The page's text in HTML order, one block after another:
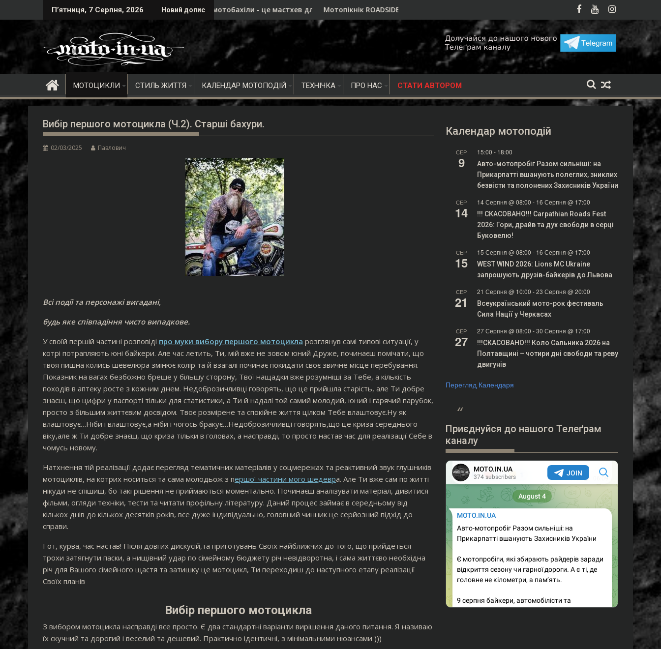
to
П’ятниця, 7 Серпня, 2026 Новий допис
здригнеться від ревіння моторів!
Водозахист ніг: Чому мотобахіли - це мастхев для дальнобою, а не просто ще один аксесуар
Мотопікнік ROADSIDE 2026 в Івано-Франківську - головна мотоподія літаМотопатруль у Хмельницькому вперше виїхав на перехват
МОТОЦИКЛИ СТИЛЬ ЖИТТЯ КАЛЕНДАР МОТОПОДІЙ ТЕХНІЧКА ПРО НАС СТАТИ АВТОРОМ
Вибір першого мотоцикла (Ч.2). Старші бахури.
02/03/2025 Павлович
Всі події та персонажі вигадані,
будь яке співпадіння чисто випадкове.
У своїй першій частині розповіді про муки вибору першого мотоцикла розглянув самі типові ситуації, у
котрі потрапляють юні байкери. Але час летить, Ти, мій вже не зовсім юний Друже, починаєш помічати, що
твоя пишна колись шевелюра змінює колір та й взагалі починає покидати своє звичне місце перебування.
Показник на вагах безбожно бреше у більшу сторону, Твої нащадки вже розумніші за Тебе, а кількість
походів в аптеку росте з кожним днем. Недоброзичливці говорять, що це прийшла старість, але Ти добре
знаєш, що цифри у паспорті тільки для статистики, а Ти й надалі той самий молодий, юний і гарячий парубок,
просто з більшим життєвим досвідом. Твоє розмірене та спокійне життя цілком Тебе влаштовує.Ну як
влаштовує…Ніби і влаштовує,а ніби і чогось бракує…Недоброзичливці говорять,що це криза середнього
віку,але ж Ти добре знаєш, що криза тільки в головах, а насправді, то просто настав час для реалізації Себе в
чомусь новому.
Натхнення тій реалізації додає перегляд тематичних матеріалів у соцмережах та реактивний звук глушників
мотоциклів, на котрих носиться та сама молодьож з першої частини мого шедевра. Але Ти вже сам по житті
нікуди не спішиш, бо такі рішення не приймаються моментально. Починаєш аналізувати матеріал, дивитися
фільми, огляди техніки, тести та читати профільну літературу. Даний процес займає в середньому від
кількох днів до кількох десятків років, все дуже індивідуально, головний чинник це серйозний підхід до
справи.
І от, курва, час настав! Після довгих дискусій,та приготувань Своїх найближчих до того, що прийдеться
трохи затягнути паски, а нищівний удар по сімейному бюджету річ невідворотна, і сама життєво необхідна
річ для Вашого сімейного щастя та затишку це мотоцикл, Ти переходиш до наступного етапу реалізації
Своїх планів
Вибір першого мотоцикла
З вибором мотоцикла насправді все просто. Є два стандартні варіанти вирішення даного питання. Я називаю
їх скучний та дорогий і веселий та дешевий. Практично ідентичні, з мінімальними нюансами )))
Календар мотоподій
СЕР
9
15:00 - 18:00
Авто-мотопробіг Разом сильніші: на
Прикарпатті вшанують полеглих, зниклих
безвісти та полонених Захисників України
СЕР
14
14 Серпня @ 08:00 - 16 Серпня @ 17:00
!!! СКАСОВАНО!!! Carpathian Roads Fest
2026: Гори, драйв та дух свободи в серці
Буковелю!
СЕР
15
15 Серпня @ 08:00 - 16 Серпня @ 17:00
WEST WIND 2026: Lions MC Ukraine
запрошують друзів-байкерів до Львова
СЕР
21
21 Серпня @ 10:00 -23 Серпня @ 20:00
Всеукраїнський мото-рок фестиваль
Сила Нації у Черкасах
СЕР
27
27 Серпня @ 08:00 -30 Серпня @ 17:00
!!!СКАСОВАНО!!! Коло Сальника 2026 на
Полтавщині – чотири дні свободи та реву
двигунів
Перегляд Календаря
Приєднуйся до нашого Телеґрам
каналу